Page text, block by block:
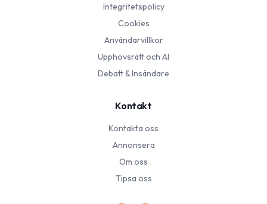
Integritetspolicy
Cookies
Användarvillkor
Upphovsrätt och AI
Debatt & Insändare
Kontakt
Kontakta oss
Annonsera
Om oss
Tipsa oss